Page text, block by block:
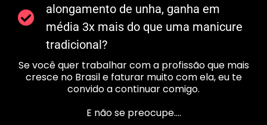
alongamento de unha, ganha em
média 3x mais do que uma manicure
tradicional?
Se você quer trabalhar com a profissão que mais
cresce no Brasil e faturar muito com ela, eu te
convido a continuar comigo.
E não se preocupe….